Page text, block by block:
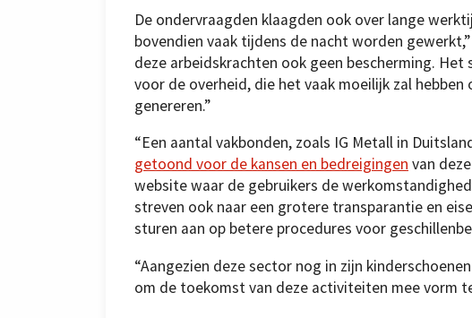
De ondervraagden klaagden ook over lange
bovendien vaak tijdens de nacht worden
deze arbeidskrachten ook geen bescherming.
voor de overheid, die het vaak moeilijk zal
genereren.”
“Een aantal vakbonden, zoals IG Metall in
getoond voor de kansen en bedreigingen van
website waar de gebruikers de
streven ook naar een grotere transparantie en
sturen aan op betere procedures voor
“Aangezien deze sector nog in zijn
om de toekomst van deze activiteiten mee vorm